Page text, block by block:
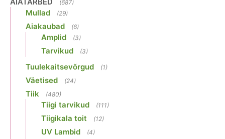
(687)
Mullad (29)
Aiakaubad (6)
Amplid (3)
Tarvikud (3)
Tuulekaitsevõrgud (1)
Väetised (24)
Tiik (480)
Tiigi tarvikud (111)
Tiigikala toit (12)
UV Lambid (4)